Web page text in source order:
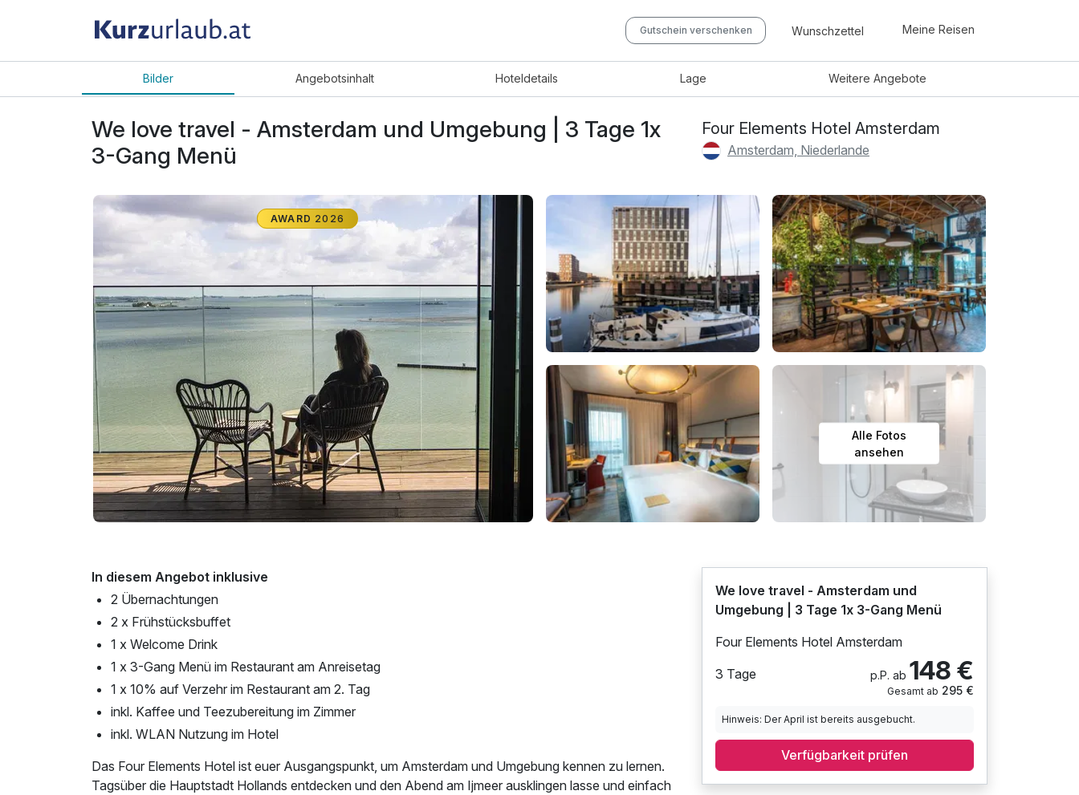
Gutschein verschenken Wunschzettel Meine Reisen
Bilder Angebotsinhalt Hoteldetails Lage WeitereAngebote
We love travel - Amsterdam und Umgebung | 3 Tage 1x
3-Gang Menü
Four Elements Hotel Amsterdam
Amsterdam, Niederlande
AWARD 2026
Alle Fotos
ansehen
In diesem Angebot inklusive
2 Übernachtungen
2 x Frühstücksbuffet
1 x Welcome Drink
1 x 3-Gang Menü im Restaurant am Anreisetag
1 x 10% auf Verzehr im Restaurant am 2. Tag
inkl. Kaffee und Teezubereitung im Zimmer
inkl. WLAN Nutzung im Hotel
Das Four Elements Hotel ist euer Ausgangspunkt, um Amsterdam und Umgebung kennen zu lernen.
Tagsüber die Hauptstadt Hollands entdecken und den Abend am Ijmeer ausklingen lasse und einfach
We love travel - Amsterdam und
Umgebung | 3 Tage 1x 3-Gang Menü
Four Elements Hotel Amsterdam
3 Tage
p.P. ab 148 €
Gesamt ab 295 €
Hinweis: Der April ist bereits ausgebucht.
Verfügbarkeit prüfen